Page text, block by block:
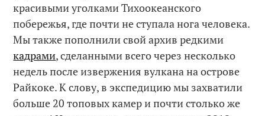
красивыми уголками Тихоокеанского
побережья, где почти не ступала нога человека.
Мы также пополнили свой архив редкими
кадрами, сделанными всего через несколько
недель после извержения вулкана на острове
Райкоке. К слову, в экспедицию мы захватили
больше 20 топовых камер и почти столько же